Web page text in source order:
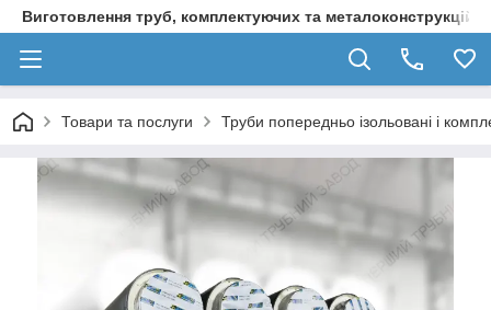
Виготовлення труб, комплектуючих та металоконструкцій
Товари та послуги Труби попередньо ізольовані і